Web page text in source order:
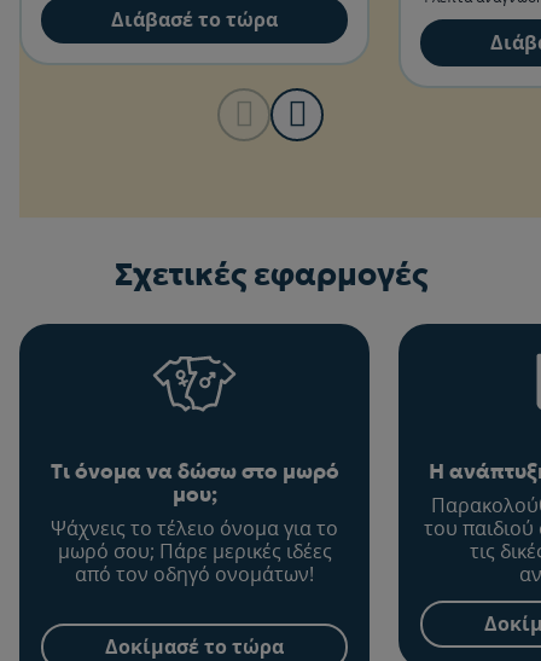
Διάβασέ το τώρα
Σχετικές εφαρμογές
Τι όνομα να δώσω στο μωρό
μου;
Ψάχνεις το τέλειο όνομα για το
μωρό σου; Πάρε μερικές ιδέες
από τον οδηγό ονομάτων!
Δοκίμασέ το τώρα
Η
του
τις